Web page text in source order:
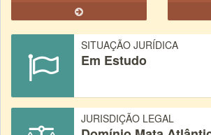
SITUAÇÃO JURÍDICA
Em Estudo
JURISDIÇÃO LEGAL